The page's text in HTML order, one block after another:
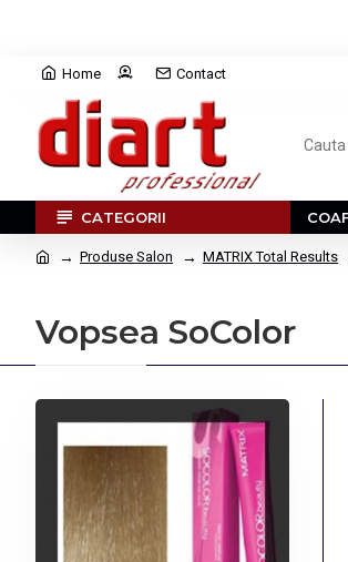
Home Contact
CATEGORII
Produse Salon MATRIX Total Results
Vopsea SoColor